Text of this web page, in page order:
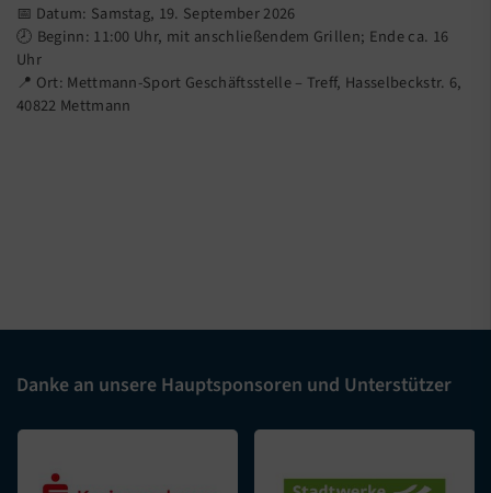
📅 Datum: Samstag, 19. September 2026
🕗 Beginn: 11:00 Uhr, mit anschließendem Grillen; Ende ca. 16
Uhr
📍 Ort: Mettmann-Sport Geschäftsstelle – Treff, Hasselbeckstr. 6,
40822 Mettmann
Danke an unsere Hauptsponsoren und Unterstützer